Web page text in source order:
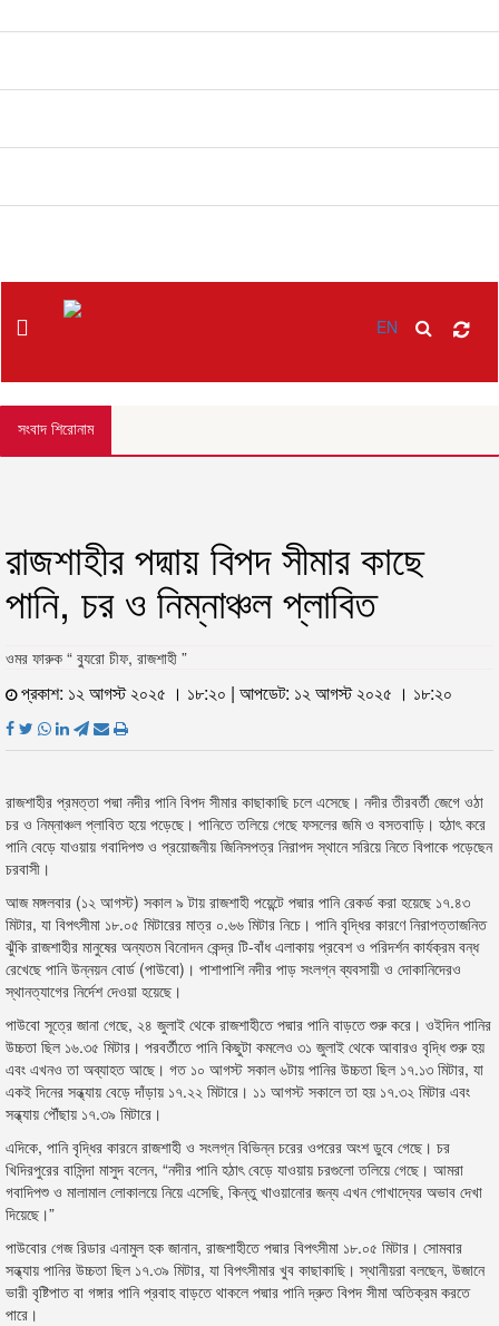
EN
সংবাদ শিরোনাম
রাজশাহীর পদ্মায় বিপদ সীমার কাছে
পানি, চর ও নিম্নাঞ্চল প্লাবিত
ওমর ফারুক “ ব্যুরো চীফ, রাজশাহী ”
প্রকাশ: ১২ আগস্ট ২০২৫ । ১৮:২০ | আপডেট: ১২ আগস্ট ২০২৫ । ১৮:২০
রাজশাহীর প্রমত্তা পদ্মা নদীর পানি বিপদ সীমার কাছাকাছি চলে এসেছে। নদীর তীরবর্তী জেগে ওঠা
চর ও নিম্নাঞ্চল প্লাবিত হয়ে পড়েছে। পানিতে তলিয়ে গেছে ফসলের জমি ও বসতবাড়ি। হঠাৎ করে
পানি বেড়ে যাওয়ায় গবাদিপশু ও প্রয়োজনীয় জিনিসপত্র নিরাপদ স্থানে সরিয়ে নিতে বিপাকে পড়েছেন
চরবাসী।
আজ মঙ্গলবার (১২ আগস্ট) সকাল ৯ টায় রাজশাহী পয়েন্টে পদ্মার পানি রেকর্ড করা হয়েছে ১৭.৪৩
মিটার, যা বিপৎসীমা ১৮.০৫ মিটারের মাত্র ০.৬৬ মিটার নিচে। পানি বৃদ্ধির কারণে নিরাপত্তাজনিত
ঝুঁকি রাজশাহীর মানুষের অন্যতম বিনোদন কেন্দ্র টি-বাঁধ এলাকায় প্রবেশ ও পরিদর্শন কার্যক্রম বন্ধ
রেখেছে পানি উন্নয়ন বোর্ড (পাউবো)। পাশাপাশি নদীর পাড় সংলগ্ন ব্যবসায়ী ও দোকানিদেরও
স্থানত্যাগের নির্দেশ দেওয়া হয়েছে।
পাউবো সূত্রে জানা গেছে, ২৪ জুলাই থেকে রাজশাহীতে পদ্মার পানি বাড়তে শুরু করে। ওইদিন পানির
উচ্চতা ছিল ১৬.৩৫ মিটার। পরবর্তীতে পানি কিছুটা কমলেও ৩১ জুলাই থেকে আবারও বৃদ্ধি শুরু হয়
এবং এখনও তা অব্যাহত আছে। গত ১০ আগস্ট সকাল ৬টায় পানির উচ্চতা ছিল ১৭.১৩ মিটার, যা
একই দিনের সন্ধ্যায় বেড়ে দাঁড়ায় ১৭.২২ মিটারে। ১১ আগস্ট সকালে তা হয় ১৭.৩২ মিটার এবং
সন্ধ্যায় পৌঁছায় ১৭.৩৯ মিটারে।
এদিকে, পানি বৃদ্ধির কারনে রাজশাহী ও সংলগ্ন বিভিন্ন চরের ওপরের অংশ ডুবে গেছে। চর
খিদিরপুরের বাসিন্দা মাসুদ বলেন, “নদীর পানি হঠাৎ বেড়ে যাওয়ায় চরগুলো তলিয়ে গেছে। আমরা
গবাদিপশু ও মালামাল লোকালয়ে নিয়ে এসেছি, কিন্তু খাওয়ানোর জন্য এখন গোখাদ্যের অভাব দেখা
দিয়েছে।”
পাউবোর গেজ রিডার এনামুল হক জানান, রাজশাহীতে পদ্মার বিপৎসীমা ১৮.০৫ মিটার। সোমবার
সন্ধ্যায় পানির উচ্চতা ছিল ১৭.৩৯ মিটার, যা বিপৎসীমার খুব কাছাকাছি। স্থানীয়রা বলছেন, উজানে
ভারী বৃষ্টিপাত বা গঙ্গার পানি প্রবাহ বাড়তে থাকলে পদ্মার পানি দ্রুত বিপদ সীমা অতিক্রম করতে
পারে।